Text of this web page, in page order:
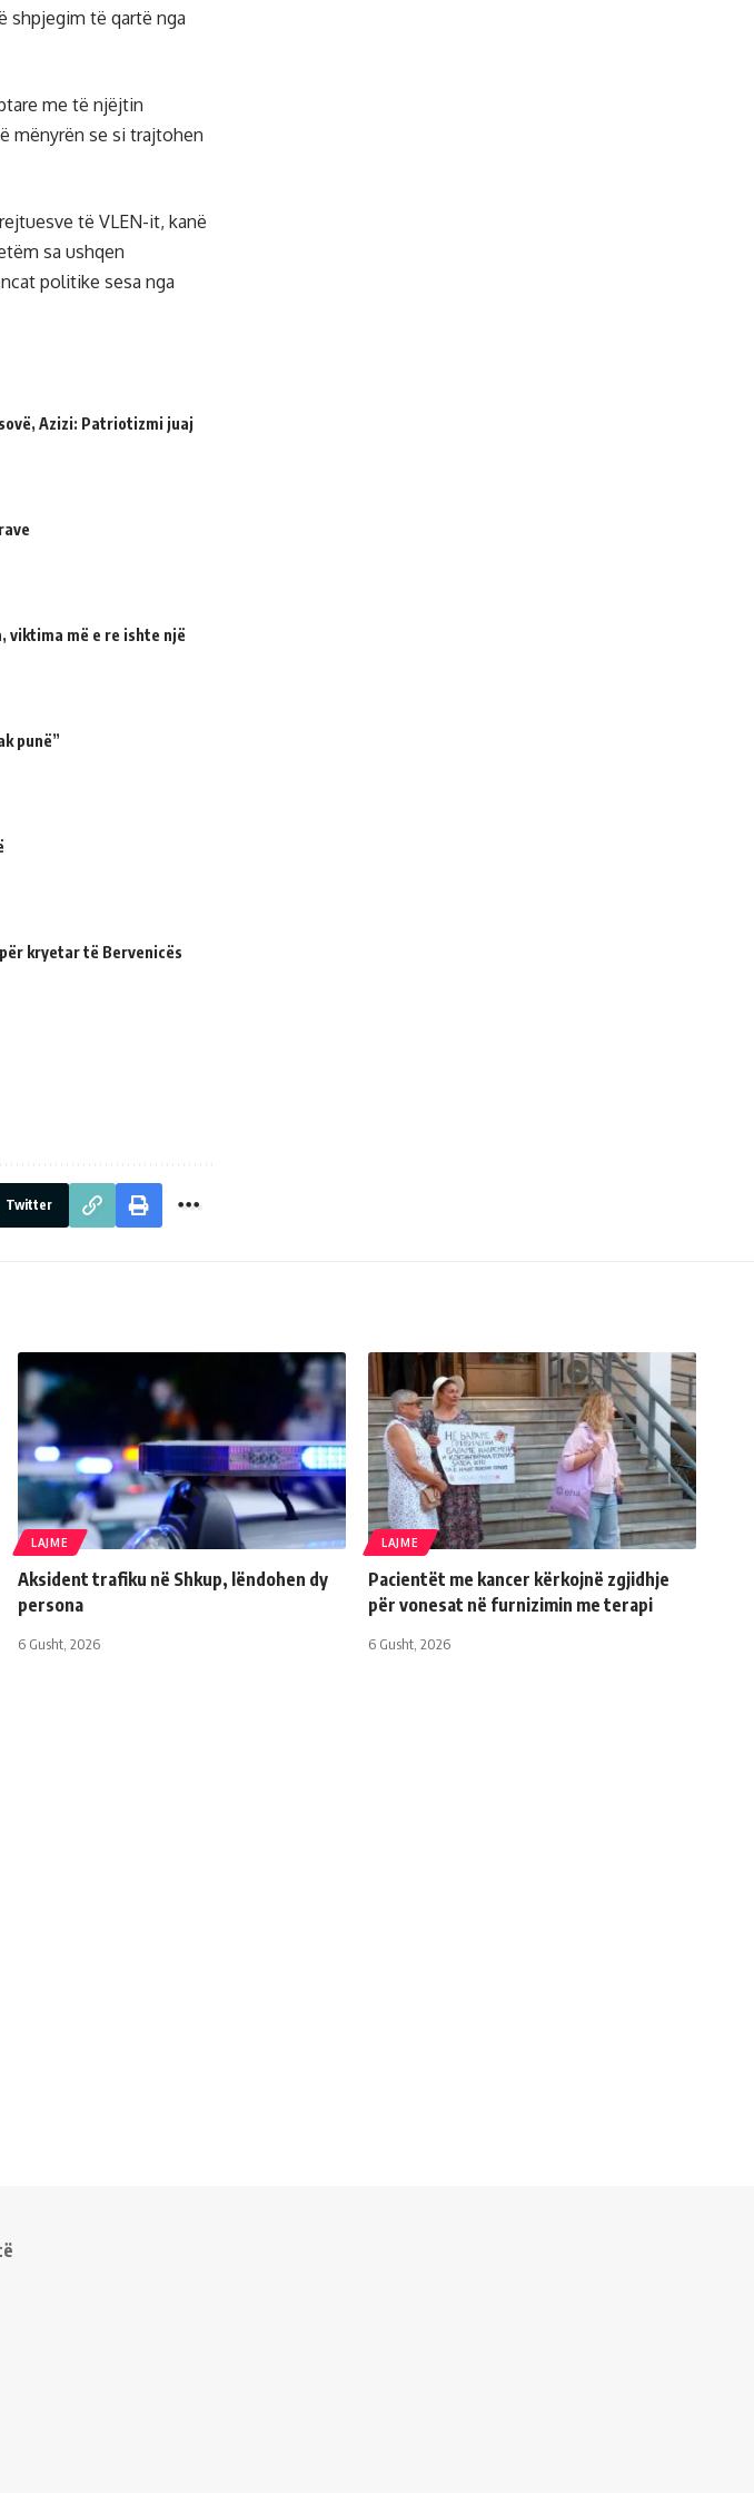
shpjegim të qartë nga
me të njëjtin
mënyrën se si trajtohen
të VLEN-it, kanë
sa ushqen
politike sesa nga
Azizi: Patriotizmi juaj
viktima më e re ishte një
punë”
kryetar të Bervenicës
Twitter
LAJME
Aksident trafiku në Shkup, lëndohen dy
persona
6 Gusht, 2026
LAJME
Pacientët me kancer kërkojnë zgjidhje
për vonesat në furnizimin me terapi
6 Gusht, 2026